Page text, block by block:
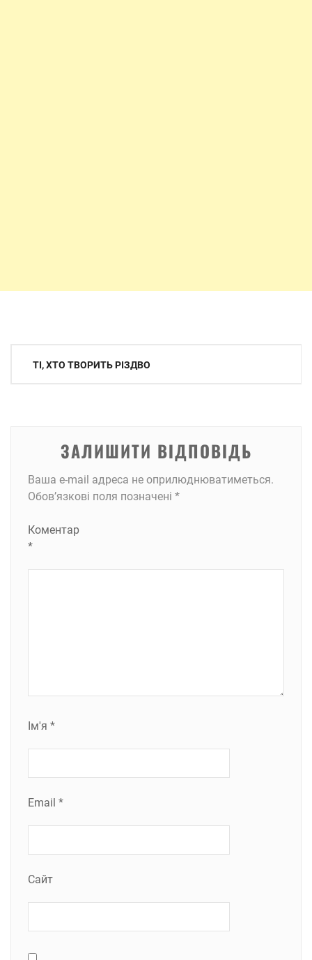
Навігація
ТІ, ХТО ТВОРИТЬ РІЗДВО
ЗАЛИШИТИ ВІДПОВІДЬ
Ваша e-mail адреса не оприлюднюватиметься.
Обов’язкові поля позначені *
Коментар
*
Ім'я *
Email *
Сайт